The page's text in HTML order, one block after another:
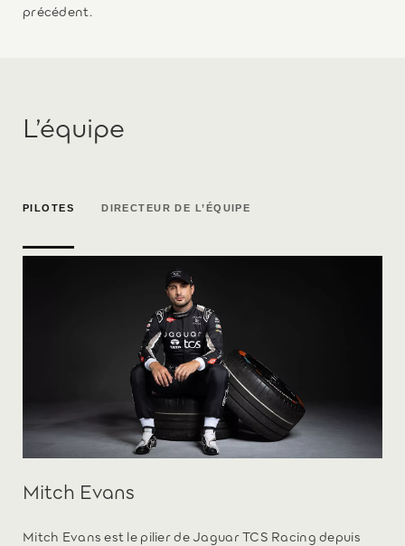
précédent.
L’équipe
PILOTES DIRECTEUR DE L’ÉQUIPE
Mitch Evans
Mitch Evans est le pilier de Jaguar TCS Racing depuis